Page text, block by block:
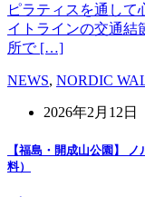
ピラティスを通して
イトラインの交通結
所で […]
NEWS, NORDIC
2026年2月12日
【福島・開成山公園】
料）